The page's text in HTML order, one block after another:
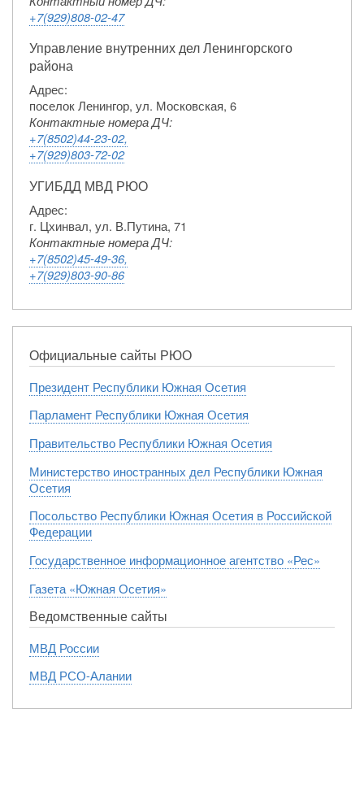
+7(929)808-02-47
Управление внутренних дел Ленингорского
района
Адрес:
поселок Ленингор, ул. Московская, 6
Контактные номера ДЧ:
+7(8502)44-23-02,
+7(929)803-72-02
УГИБДД МВД РЮО
Адрес:
г. Цхинвал, ул. В.Путина, 71
Контактные номера ДЧ:
+7(8502)45-49-36,
+7(929)803-90-86
Официальные сайты РЮО
Президент Республики Южная Осетия
Парламент Республики Южная Осетия
Правительство Республики Южная Осетия
Министерство иностранных дел Республики Южная
Осетия
Посольство Республики Южная Осетия в Российской
Федерации
Государственное информационное агентство «Рес»
Газета «Южная Осетия»
Ведомственные сайты
МВД России
МВД РСО-Алании